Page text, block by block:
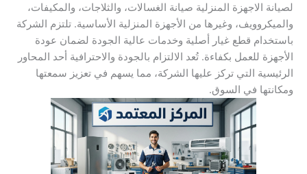
لصيانة الاجهزة المنزلية صيانة الغسالات، والثلاجات، والمكيفات،
والميكروويف، وغيرها من الأجهزة المنزلية الأساسية. تلتزم الشركة
باستخدام قطع غيار أصلية وخدمات عالية الجودة لضمان عودة
الأجهزة للعمل بكفاءة. تُعد الالتزام بالجودة والاحترافية أحد المحاور
الرئيسية التي تركز عليها الشركة، مما يسهم في تعزيز سمعتها
ومكانتها في السوق.